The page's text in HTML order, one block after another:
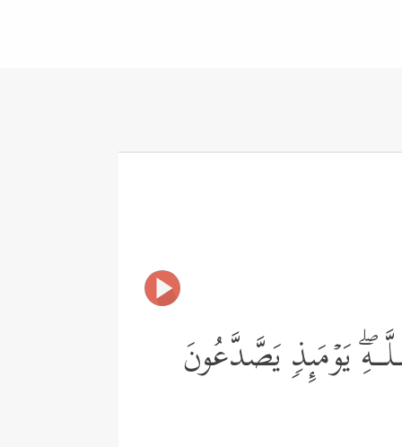
یَوۡمَىِٕذࣲ یَصَّدَّعُونَ